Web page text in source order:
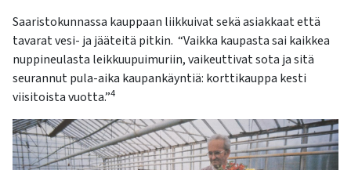
Saaristokunnassa kauppaan liikkuivat sekä asiakkaat että
tavarat vesi- ja jääteitä pitkin. “Vaikka kaupasta sai kaikkea
nuppineulasta leikkuupuimuriin, vaikeuttivat sota ja sitä
seurannut pula-aika kaupankäyntiä: korttikauppa kesti
viisitoista vuotta.”4